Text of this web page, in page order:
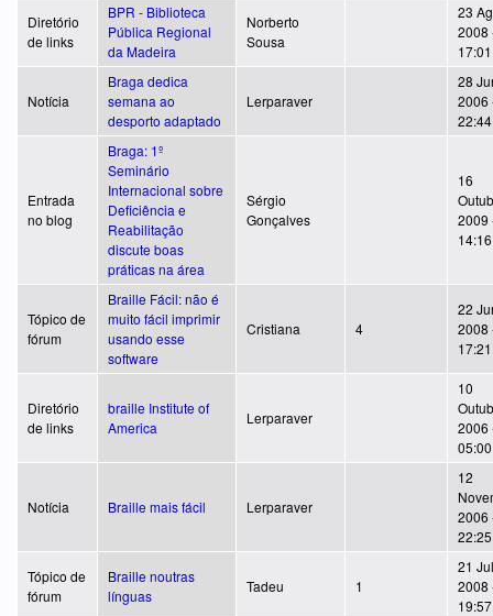
Diretório
de links
BPR - Biblioteca
Pública Regional
da Madeira
Norberto
Sousa
23
2008
17:01
Notícia
Braga dedica
semana ao
desporto adaptado
Lerparaver
28
2006
22:44
Entrada
no blog
Braga: 1º
Seminário
Internacional sobre
Deficiência e
Reabilitação
discute boas
práticas na área
Sérgio
Gonçalves
16
2009
14:16
Tópico de
fórum
Braille Fácil: não é
muito fácil imprimir
usando esse
software
Cristiana 4
22
2008
17:21
Diretório
de links
braille Institute of
America
Lerparaver
10
2006
05:00
Notícia Braille mais fácil Lerparaver
12
2006
22:25
Tópico de
fórum
Braille noutras
línguas
Tadeu 1
21
2008
19:57